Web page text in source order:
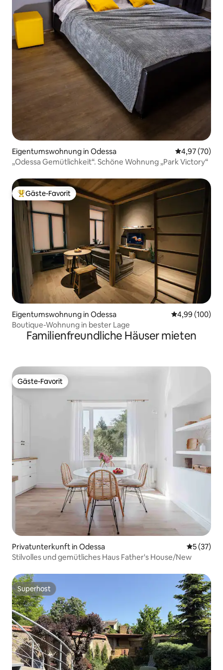
Eigentumswohnung in Odessa
4,97 (70)
„Odessa Gemütlichkeit“. Schöne Wohnung „Park Victory“
Beliebter Gäste-Favorit.
Gäste-Favorit
Eigentumswohnung in Odessa
4,99 (100)
Boutique-Wohnung in bester Lage
Familienfreundliche Häuser mieten
Gäste-Favorit
Gäste-Favorit
Privatunterkunft in Odessa
5 (37)
Stilvolles und gemütliches Haus Father's House/New
Superhost
Superhost